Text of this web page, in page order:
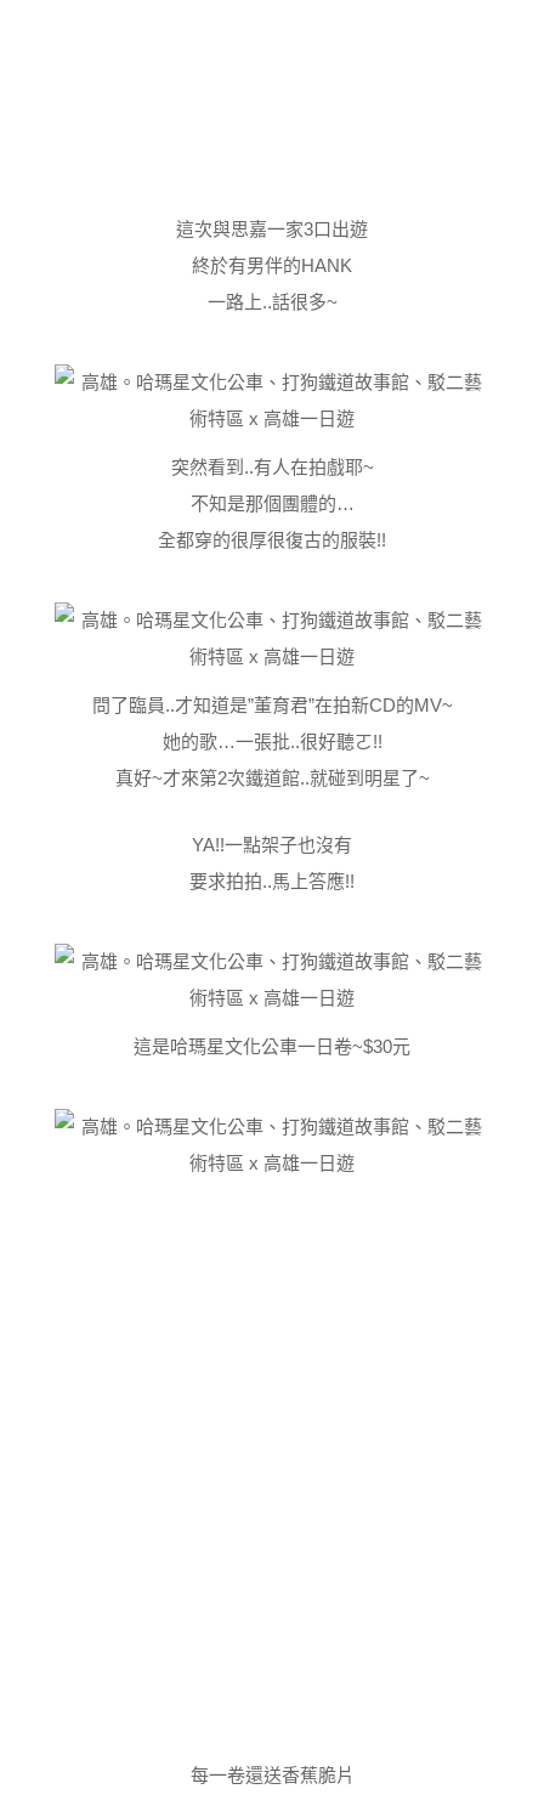
這次與思嘉一家3口出遊
終於有男伴的HANK
一路上..話很多~
突然看到..有人在拍戲耶~
不知是那個團體的…
全都穿的很厚很復古的服裝!!
問了臨員..才知道是”董育君”在拍新CD的MV~
她的歌…一張批..很好聽ㄛ!!
真好~才來第2次鐵道館..就碰到明星了~
YA!!一點架子也沒有
要求拍拍..馬上答應!!
這是哈瑪星文化公車一日卷~$30元
每一卷還送香蕉脆片